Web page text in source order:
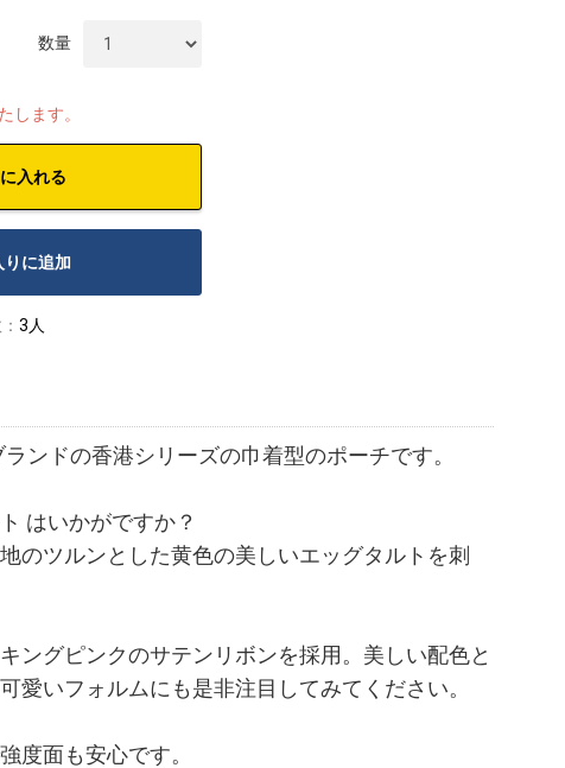
数量
します。
入れる
りに追加
3人
ンドの香港シリーズの巾着型のポーチです。
はいかがですか？
のツルンとした黄色の美しいエッグタルトを刺
ングピンクのサテンリボンを採用。美しい配色と
愛いフォルムにも是非注目してみてください。
度面も安心です。